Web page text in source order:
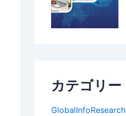
カテゴリー
GlobalInfoResearch